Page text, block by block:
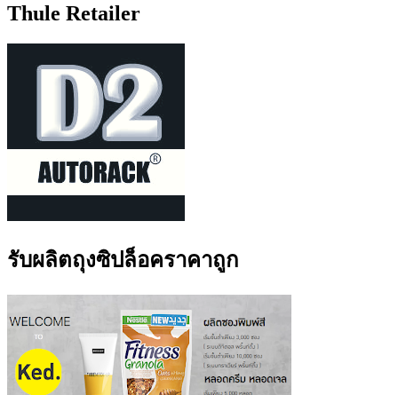
Thule Retailer
รับผลิตถุงซิปล็อคราคาถูก